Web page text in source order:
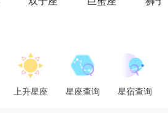
过表面去理解对方的真实的内
个性特点，达到平衡而非束
地相爱吧。
载需注明出处
上升星座 星座查询 星宿查询